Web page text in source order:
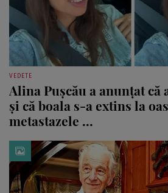
VEDETE
Alina Pușcău a anunțat
și că boala s-a extins la
metastazele ...